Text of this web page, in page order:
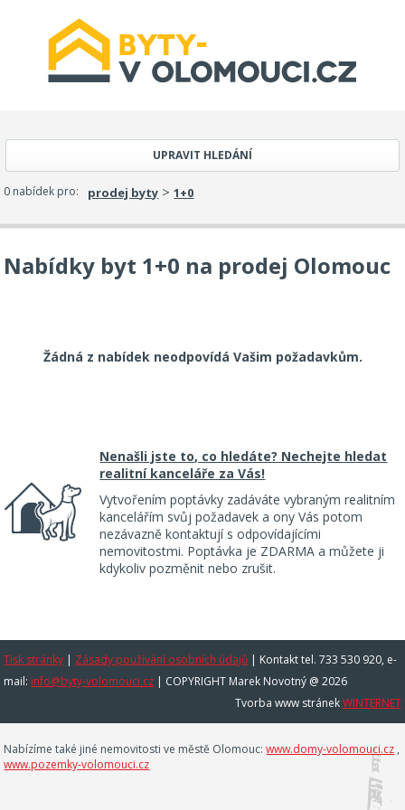
UPRAVIT HLEDÁNÍ
0 nabídek pro: prodej byty >1+0
Nabídky byt 1+0 na prodej Olomouc
Žádná z nabídek neodpovídá Vašim požadavkům.
Nenašli jste to, co hledáte? Nechejte hledat
realitní kanceláře za Vás!
Vytvořením poptávky zadáváte vybraným realitním
kancelářím svůj požadavek a ony Vás potom
nezávazně kontaktují s odpovídajícími
nemovitostmi. Poptávka je ZDARMA a můžete ji
kdykoliv pozměnit nebo zrušit.
Tisk stránky | Zásady používání osobních údajů | Kontakt tel. 733 530 920, e-
mail: info@byty-volomouci.cz | COPYRIGHT Marek Novotný @ 2026
Tvorba www stránekWINTERNET
Nabízíme také jiné nemovitosti ve městě Olomouc:www.domy-volomouci.cz ,
www.pozemky-volomouci.cz